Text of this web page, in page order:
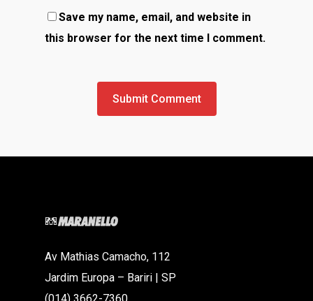
Save my name, email, and website in
this browser for the next time I comment.
Av Mathias Camacho, 112
Jardim Europa – Bariri | SP